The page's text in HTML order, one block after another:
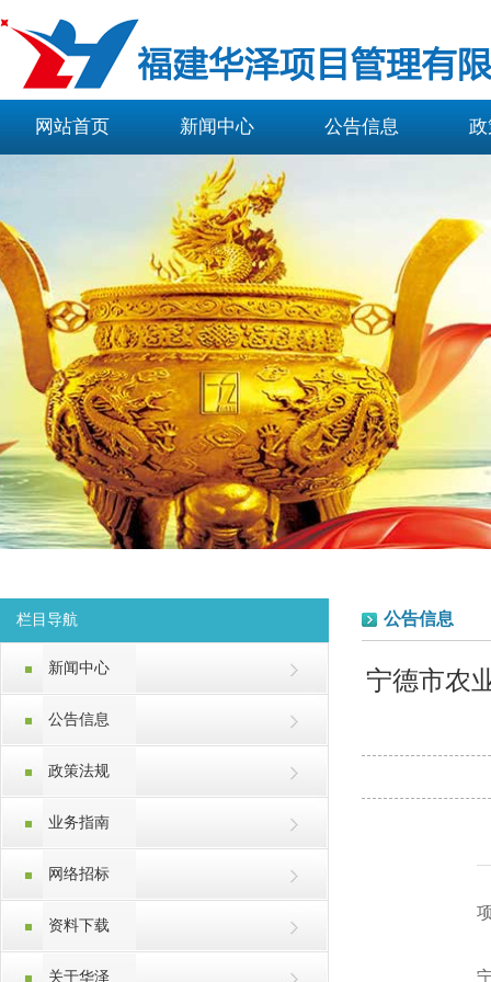
网站首页 新闻中心 公告信息
栏目导航
新闻中心
公告信息
政策法规
业务指南
网络招标
资料下载
关于华泽
公告信息
宁德市农